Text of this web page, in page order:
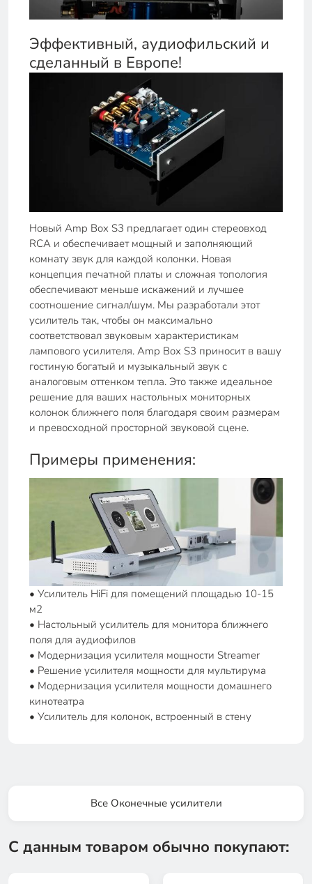
Эффективный, аудиофильский и
сделанный в Европе!
Новый Amp Box S3 предлагает один стереовход
RCA и обеспечивает мощный и заполняющий
комнату звук для каждой колонки. Новая
концепция печатной платы и сложная топология
обеспечивают меньше искажений и лучшее
соотношение сигнал/шум. Мы разработали этот
усилитель так, чтобы он максимально
соответствовал звуковым характеристикам
лампового усилителя. Amp Box S3 приносит в вашу
гостиную богатый и музыкальный звук с
аналоговым оттенком тепла. Это также идеальное
решение для ваших настольных мониторных
колонок ближнего поля благодаря своим размерам
и превосходной просторной звуковой сцене.
Примеры применения:
• Усилитель HiFi для помещений площадью 10-15
м2
• Настольный усилитель для монитора ближнего
поля для аудиофилов
• Модернизация усилителя мощности Streamer
• Решение усилителя мощности для мультирума
• Модернизация усилителя мощности домашнего
кинотеатра
• Усилитель для колонок, встроенный в стену
Все Оконечные усилители
С данным товаром обычно покупают: